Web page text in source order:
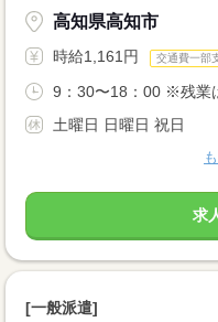
高知県高知市
時給1,161円 交通費一部
9：30〜18：00 ※残業
土曜日 日曜日 祝日
求
[一般派遣]